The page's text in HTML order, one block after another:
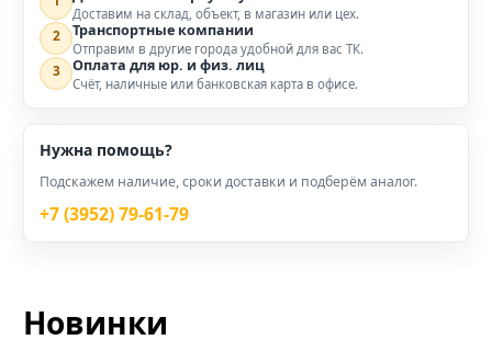
Доставим на склад, объект, в магазин или цех.
2 Транспортные компании
Отправим в другие города удобной для вас ТК.
3 Оплата для юр. и физ. лиц
Счёт, наличные или банковская карта в офисе.
Нужна помощь?
Подскажем наличие, сроки доставки и подберём аналог.
+7 (3952) 79-61-79
Новинки